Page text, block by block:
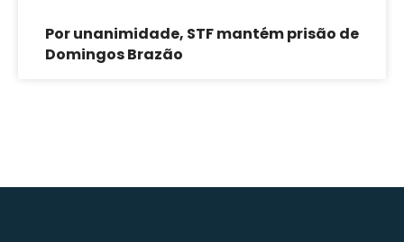
Por unanimidade, STF mantém prisão de
Domingos Brazão